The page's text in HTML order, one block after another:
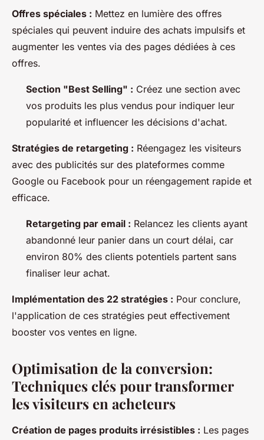
Offres spéciales : Mettez en lumière des offres
spéciales qui peuvent induire des achats impulsifs et
augmenter les ventes via des pages dédiées à ces
offres.
Section "Best Selling" : Créez une section avec
vos produits les plus vendus pour indiquer leur
popularité et influencer les décisions d'achat.
Stratégies de retargeting : Réengagez les visiteurs
avec des publicités sur des plateformes comme
Google ou Facebook pour un réengagement rapide et
efficace.
Retargeting par email : Relancez les clients ayant
abandonné leur panier dans un court délai, car
environ 80% des clients potentiels partent sans
finaliser leur achat.
Implémentation des 22 stratégies : Pour conclure,
l'application de ces stratégies peut effectivement
booster vos ventes en ligne.
Optimisation de la conversion:
Techniques clés pour transformer
les visiteurs en acheteurs
Création de pages produits irrésistibles : Les pages